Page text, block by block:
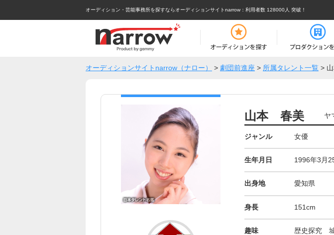
オーディション・芸能事務所を探すならオーディションサイトnarrow ：利用者数 128000人 突破！
オーディションサイトnarrow（ナロー） > 劇団前進座 > 所属タレント一覧 >
山本 春美 ヤ
ジャンル 女優
生年月日 1996年3月
出身地 愛知県
身長 151cm
趣味 歴史探究